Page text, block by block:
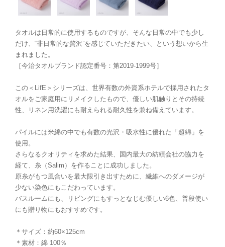
タオルは日常的に使用するものですが、そんな日常の中でも少し
だけ、“非日常的な贅沢”を感じていただきたい、という想いから生
まれました。
［今治タオルブランド認定番号：第2019-1999号］
この＜LifE＞シリーズは、世界有数の外資系ホテルで採用されたタ
オルをご家庭用にリメイクしたもので、優しい肌触りとその持続
性、リネン用洗濯にも耐えられる耐久性を兼ね備えています。
パイルには米綿の中でも有数の光沢・吸水性に優れた「超綿」を
使用。
さらなるクオリティを求めた結果、国内最大の紡績会社の協力を
経て、糸（Salim）を作ることに成功しました。
原糸がもつ風合いを最大限引き出すために、繊維へのダメージが
少ない染色にもこだわっています。
バスルームにも、リビングにもすっとなじむ優しい6色、普段使い
にも贈り物にもおすすめです。
＊サイズ：約60×125cm
＊素材：綿 100％